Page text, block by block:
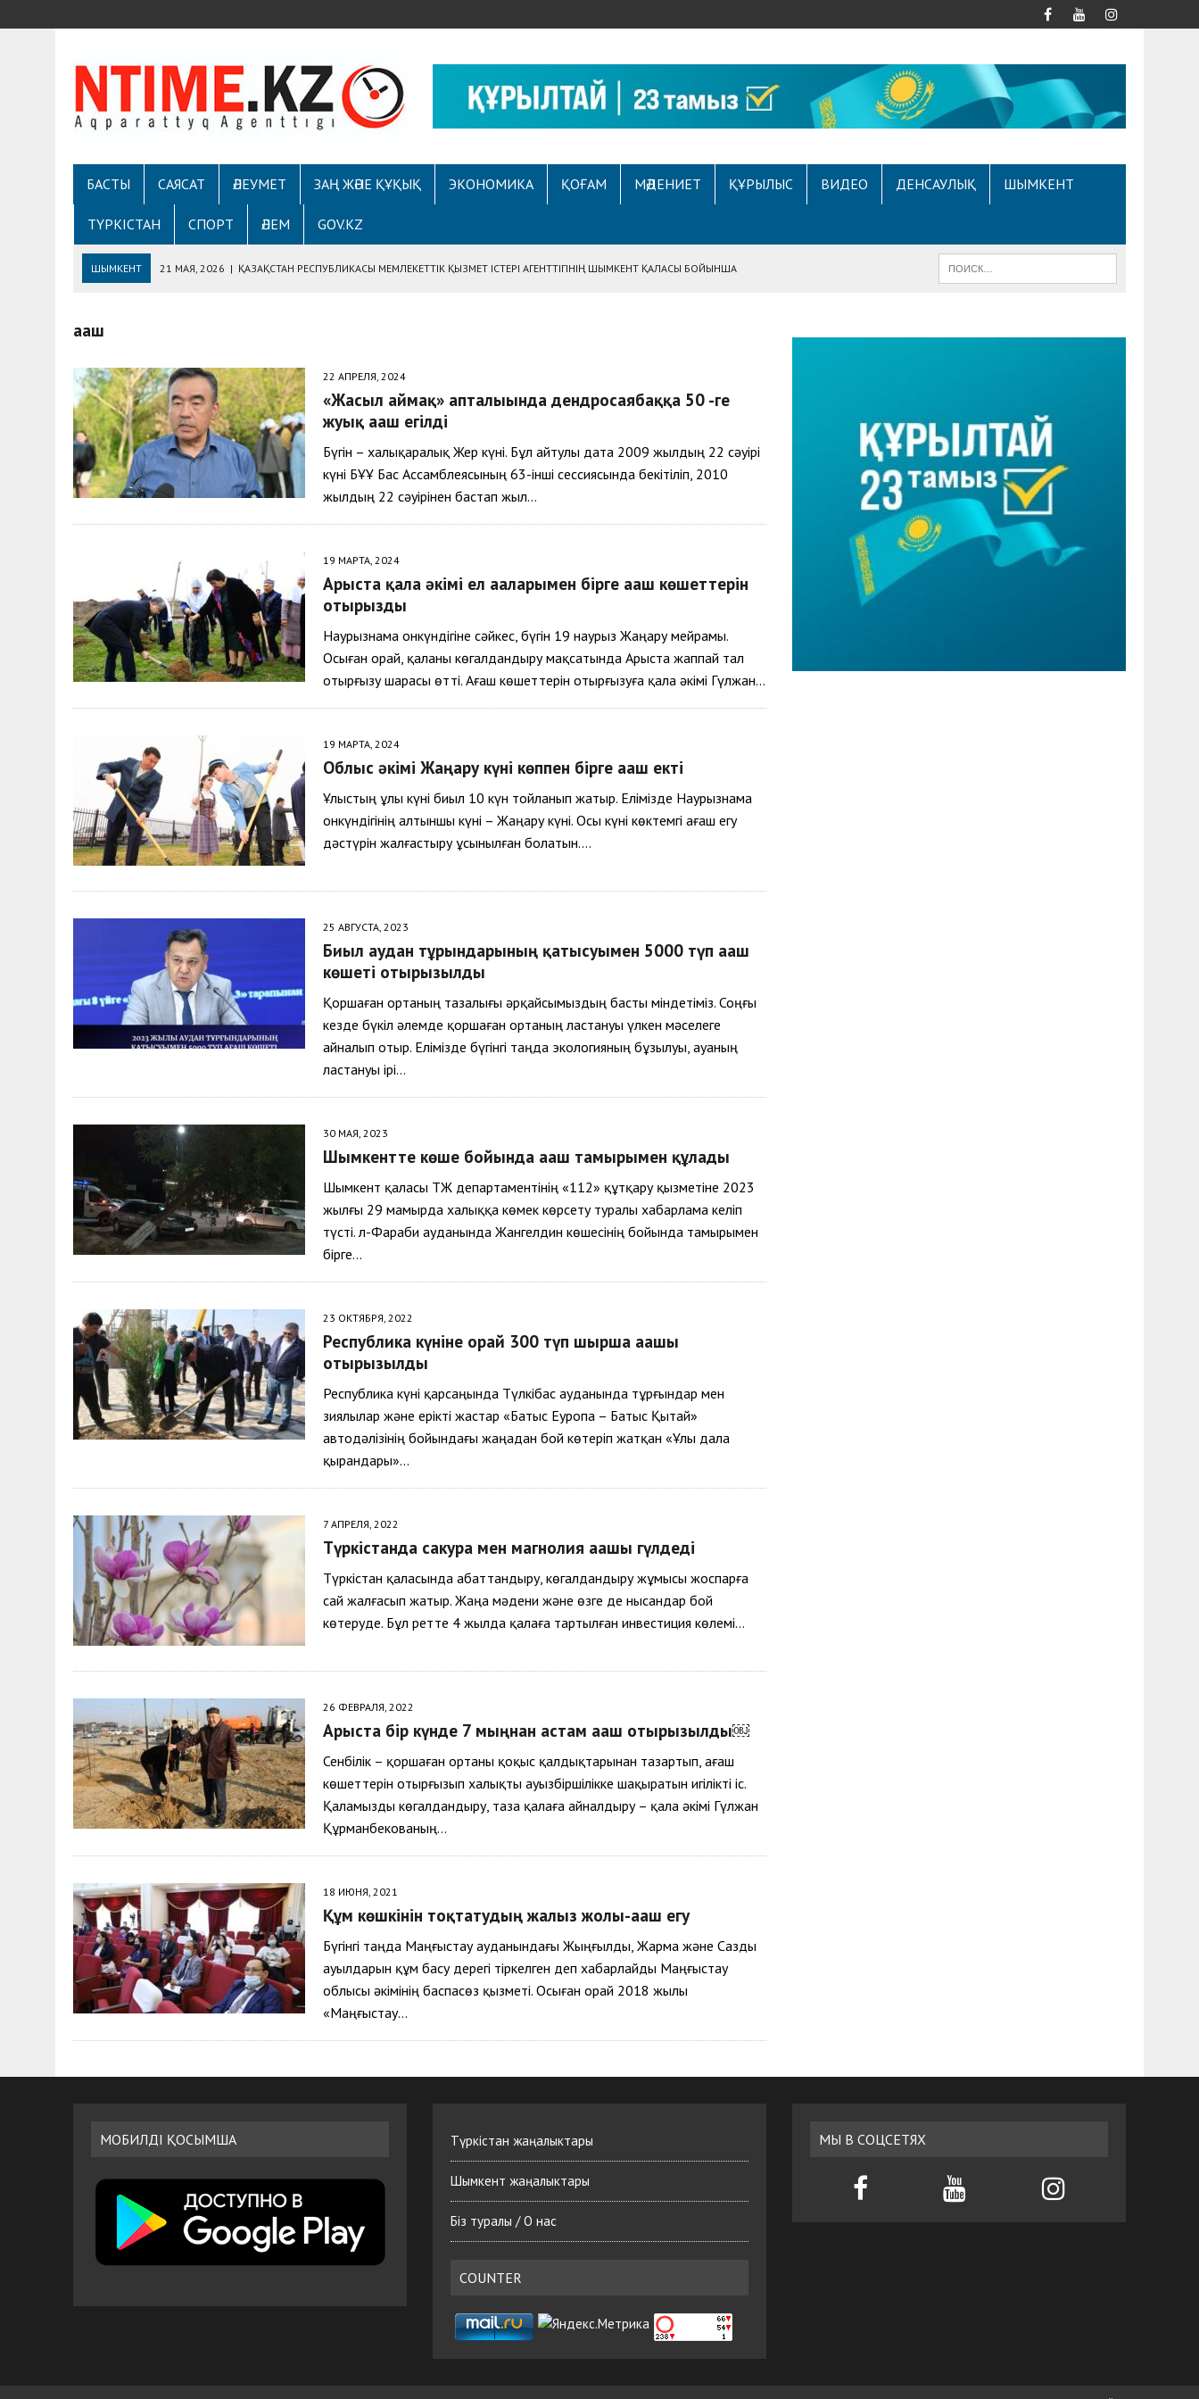
БАСТЫ САЯСАТ ӘЛЕУМЕТ ЗАҢ ЖӘНЕ ҚҰҚЫҚ ЭКОНОМИКА ҚОҒАМ МӘДЕНИЕТ ҚҰРЫЛЫС ВИДЕО ДЕНСАУЛЫҚ ШЫМКЕНТ
ТҮРКІСТАН СПОРТ ӘЛЕМ GOV.KZ
ШЫМКЕНТ 21 МАЯ, 2026 | ҚАЗАҚСТАН РЕСПУБЛИКАСЫ МЕМЛЕКЕТТІК ҚЫЗМЕТ ІСТЕРІ АГЕНТТІГІНІҢ ШЫМКЕНТ ҚАЛАСЫ БОЙЫНША
7 МАЯ, 2026
30 АПРЕЛЯ, 2026 «ONTUSTIK» ТЕЛЕАРНАСЫНЫҢ РАДИОСЫНДА СҰХБАТ БЕРІЛДІ
30 МАЯ, 2026 | ТҮСІНДІРУ ЖҰМЫСТАРЫ ЖҮРГІЗІЛДІ
ағаш
22 АПРЕЛЯ, 2024
«Жасыл аймақ» апталығында дендросаябаққа 50 -ге
жуық ағаш егілді
Бүгін – халықаралық Жер күні. Бұл айтулы дата 2009 жылдың 22 сәуірі
күні БҰҰ Бас Ассамблеясының 63-інші сессиясында бекітіліп, 2010
жылдың 22 сәуірінен бастап жыл…
19 МАРТА, 2024
Арыста қала әкімі ел ағаларымен бірге ағаш көшеттерін
отырғызды
Наурызнама онкүндігіне сәйкес, бүгін 19 наурыз Жаңару мейрамы.
Осыған орай, қаланы көгалдандыру мақсатында Арыста жаппай тал
отырғызу шарасы өтті. Ағаш көшеттерін отырғызуға қала әкімі Гүлжан…
19 МАРТА, 2024
Облыс әкімі Жаңару күні көппен бірге ағаш екті
Ұлыстың ұлы күні биыл 10 күн тойланып жатыр. Елімізде Наурызнама
онкүндігінің алтыншы күні – Жаңару күні. Осы күні көктемгі ағаш егу
дәстүрін жалғастыру ұсынылған болатын….
25 АВГУСТА, 2023
Биыл аудан тұрғындарының қатысуымен 5000 түп ағаш
көшеті отырғызылды
Қоршаған ортаның тазалығы әрқайсымыздың басты міндетіміз. Соңғы
кезде бүкіл әлемде қоршаған ортаның ластануы үлкен мәселеге
айналып отыр. Елімізде бүгінгі таңда экологияның бұзылуы, ауаның
ластануы ірі…
30 МАЯ, 2023
Шымкентте көше бойында ағаш тамырымен құлады
Шымкент қаласы ТЖ департаментінің «112» құтқару қызметіне 2023
жылғы 29 мамырда халыққа көмек көрсету туралы хабарлама келіп
түсті. Әл-Фараби ауданында Жангелдин көшесінің бойында тамырымен
бірге…
23 ОКТЯБРЯ, 2022
Республика күніне орай 300 түп шырша ағашы
отырғызылды
Республика күні қарсаңында Түлкібас ауданында тұрғындар мен
зиялылар және ерікті жастар «Батыс Еуропа – Батыс Қытай»
автодәлізінің бойындағы жаңадан бой көтеріп жатқан «Ұлы дала
қырандары»…
7 АПРЕЛЯ, 2022
Түркістанда сакура мен магнолия ағашы гүлдеді
Түркістан қаласында абаттандыру, көгалдандыру жұмысы жоспарға
сай жалғасып жатыр. Жаңа мәдени және өзге де нысандар бой
көтеруде. Бұл ретте 4 жылда қалаға тартылған инвестиция көлемі…
26 ФЕВРАЛЯ, 2022
Арыста бір күнде 7 мыңнан астам ағаш отырғызылды￼
Сенбілік – қоршаған ортаны қоқыс қалдықтарынан тазартып, ағаш
көшеттерін отырғызып халықты ауызбіршілікке шақыратын игілікті іс.
Қаламызды көгалдандыру, таза қалаға айналдыру – қала әкімі Гүлжан
Құрманбекованың…
18 ИЮНЯ, 2021
Құм көшкінін тоқтатудың жалғыз жолы-ағаш егу
Бүгінгі таңда Маңғыстау ауданындағы Жыңғылды, Жарма және Сазды
ауылдарын құм басу дерегі тіркелген деп хабарлайды Маңғыстау
облысы әкімінің баспасөз қызметі. Осыған орай 2018 жылы
«Маңғыстау…
МОБИЛДІ ҚОСЫМША Түркістан жаңалыктары
Шымкент жаңалыктары
Біз туралы / О нас
COUNTER
МЫ В СОЦСЕТЯХ